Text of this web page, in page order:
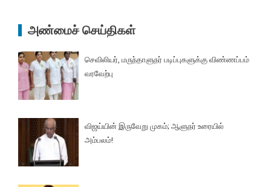
அண்மைச் செய்திகள்
செவிலியர், மருந்தாளுநர் படிப்புகளுக்கு விண்ணப்பம்
வரவேற்பு
விஜய்யின் இருவேறு முகம்; ஆளுநர் உரையில்
அம்பலம்!